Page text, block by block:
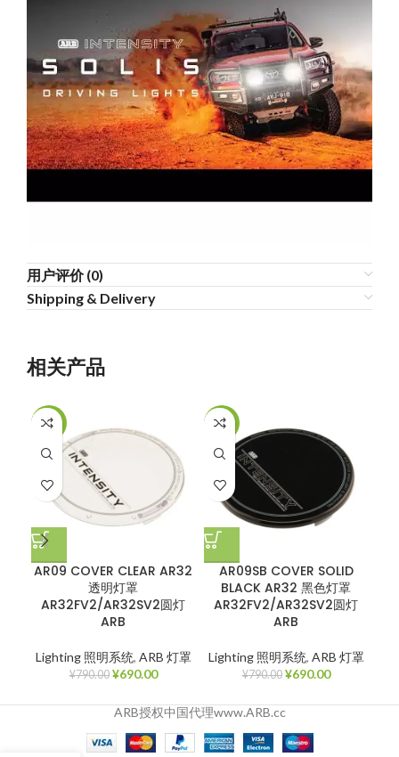
用户评价 (0)
Shipping & Delivery
相关产品
-13%
AR09 COVER CLEAR AR32
透明灯罩
AR32FV2/AR32SV2圆灯
ARB
Lighting 照明系统, ARB 灯罩
¥790.00 ¥690.00
-13%
AR09SB COVER SOLID
BLACK AR32 黑色灯罩
AR32FV2/AR32SV2圆灯
ARB
Lighting 照明系统, ARB 灯罩
¥790.00 ¥690.00
ARB授权中国代理www.ARB.cc